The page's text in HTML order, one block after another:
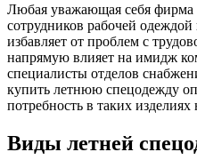
Любая уважающая себя фирма
сотрудников рабочей
избавляет от проблем с
напрямую влияет на имидж
специалисты отделов
купить летнюю спецодежду
потребность в таких
Виды летней